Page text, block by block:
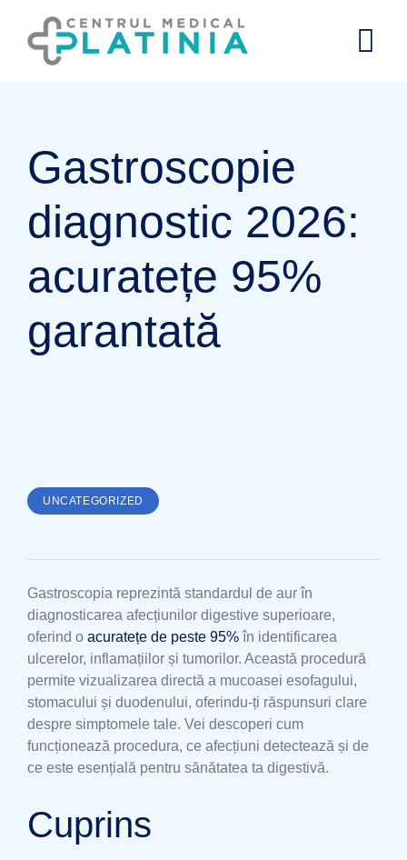
content
Gastroscopie
diagnostic 2026:
acuratețe 95%
garantată
UNCATEGORIZED
Gastroscopia reprezintă standardul de aur în
diagnosticarea afecțiunilor digestive superioare,
oferind o acuratețe de peste 95% în identificarea
ulcerelor, inflamațiilor și tumorilor. Această procedură
permite vizualizarea directă a mucoasei esofagului,
stomacului și duodenului, oferindu-ți răspunsuri clare
despre simptomele tale. Vei descoperi cum
funcționează procedura, ce afecțiuni detectează și de
ce este esențială pentru sănătatea ta digestivă.
Cuprins